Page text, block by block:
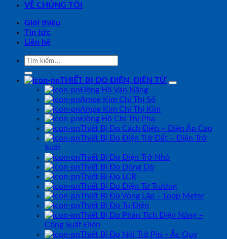
VỀ CHÚNG TÔI
Giới thiệu
Tin tức
Liên hệ
Tìm
kiếm:
THIẾT BỊ ĐO ĐIỆN, ĐIỆN TỬ
Đồng Hồ Vạn Năng
Ampe Kìm Chỉ Thị Số
Ampe Kìm Chỉ Thị Kim
Đồng Hồ Chỉ Thị Pha
Thiết Bị Đo Cách Điện – Điện Áp Cao
Thiết Bị Đo Điện Trở Đất – Điện Trở
Suất
Thiết Bị Đo Điện Trở Nhỏ
Thiết Bị Đo Dòng Dò
Thiết Bị Đo LCR
Thiết Bị Đo Điện Từ Trường
Thiết Bị Đo Vòng Lặp – Loop Meter
Thiết Bị Đo Tụ Điện
Thiết Bị Đo Phân Tích Điện Năng –
Công Suất Điện
Thiết Bị Đo Nội Trở Pin – Ắc Quy